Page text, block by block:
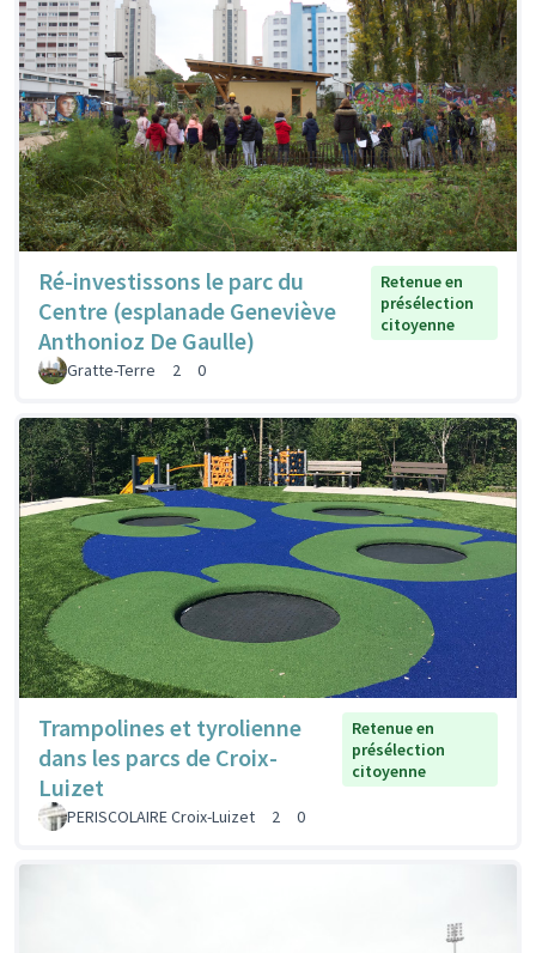
Ré-investissons le parc du
Centre (esplanade Geneviève
Anthonioz De Gaulle)
Retenue en
présélection
citoyenne
Gratte-Terre 2 0
Trampolines et tyrolienne
dans les parcs de Croix-
Luizet
Retenue en
présélection
citoyenne
PERISCOLAIRE Croix-Luizet 2 0